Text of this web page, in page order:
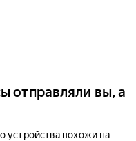
отправляли вы, а
устройства похожи на